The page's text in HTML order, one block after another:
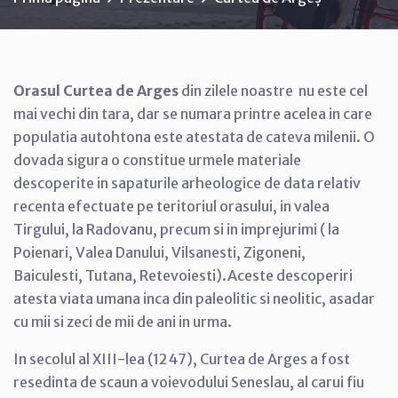
Orasul Curtea de Arges din zilele noastre nu este cel
mai vechi din tara, dar se numara printre acelea in care
populatia autohtona este atestata de cateva milenii. O
dovada sigura o constitue urmele materiale
descoperite in sapaturile arheologice de data relativ
recenta efectuate pe teritoriul orasului, in valea
Tirgului, la Radovanu, precum si in imprejurimi ( la
Poienari, Valea Danului, Vilsanesti, Zigoneni,
Baiculesti, Tutana, Retevoiesti).Aceste descoperiri
atesta viata umana inca din paleolitic si neolitic, asadar
cu mii si zeci de mii de ani in urma.
In secolul al XIII-lea (1247), Curtea de Arges a fost
resedinta de scaun a voievodului Seneslau, al carui fiu